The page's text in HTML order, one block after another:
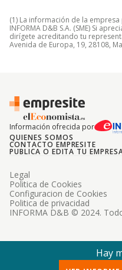
(1) La información de la
INFORMA D&B S.A. (SME) Si
dirígete acreditando tu
Avenida de Europa, 19, 28108,
Información ofrecida por
QUIENES SOMOS
CONTACTO EMPRESITE
PUBLICA O EDITA TU
INFORMA D&B © 2024.
Legal
Politica de Cookies
Configuracion de Cookies
Politica de privacidad
Hay